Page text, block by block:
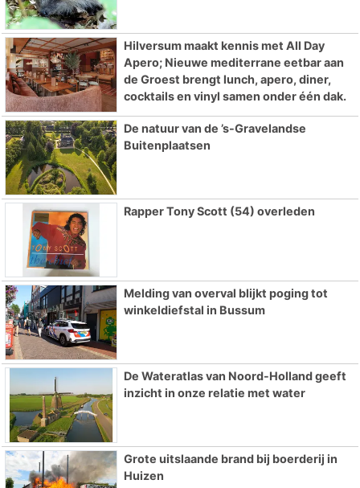
Hilversum maakt kennis met All Day
Apero; Nieuwe mediterrane eetbar aan
de Groest brengt lunch, apero, diner,
cocktails en vinyl samen onder één dak.
De natuur van de ’s-Gravelandse
Buitenplaatsen
Rapper Tony Scott (54) overleden
Melding van overval blijkt poging tot
winkeldiefstal in Bussum
De Wateratlas van Noord-Holland geeft
inzicht in onze relatie met water
Grote uitslaande brand bij boerderij in
Huizen